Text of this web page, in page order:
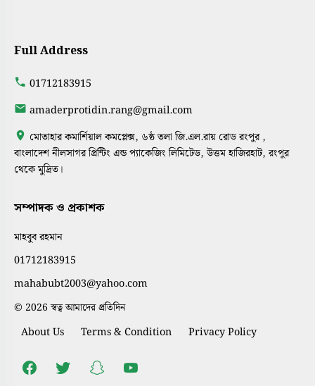
Full Address
01712183915
amaderprotidin.rang@gmail.com
মোতাহার কমার্শিয়াল কমপ্লেক্স, ৬ষ্ঠ তলা জি.এল.রায় রোড রংপুর ,
বাংলাদেশ নীলসাগর প্রিন্টিং এন্ড প্যাকেজিং লিমিটেড, উত্তম হাজিরহাট, রংপুর
থেকে মুদ্রিত।
সম্পাদক ও প্রকাশক
মাহবুব রহমান
01712183915
mahabubt2003@yahoo.com
© 2026 স্বত্ব আমাদের প্রতিদিন
About Us Terms & Condition Privacy Policy